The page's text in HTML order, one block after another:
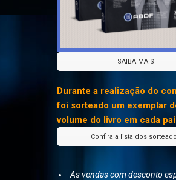
SAIBA MAIS
Durante a realização do
foi sorteado um exemplar
Confira a lista dos sorteados